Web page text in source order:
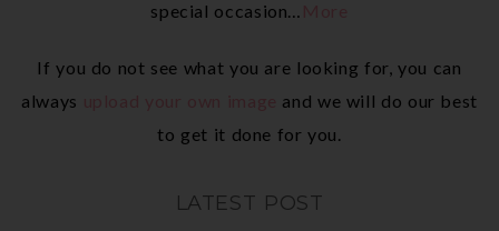
special occasion…
If you do not see what you are looking for, you can
always
and we will do our best
to get it done for you.
LATEST POST